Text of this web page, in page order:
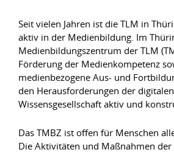
Seit vielen Jahren ist die TLM in
aktiv in der Medienbildung. Im
Medienbildungszentrum der TLM
Förderung der Medienkompetenz
medienbezogene Aus- und
den Herausforderungen der
Wissensgesellschaft aktiv und
Das TMBZ ist offen für Menschen
Die Aktivitäten und Maßnahmen